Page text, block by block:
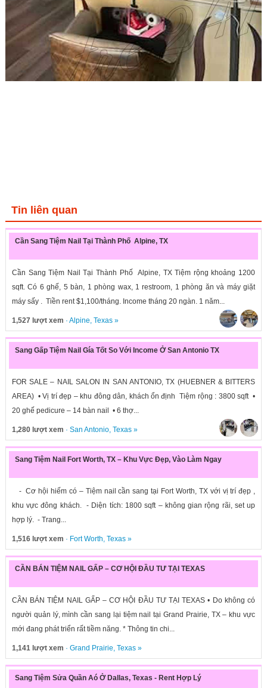
Tin liên quan
Cần Sang Tiệm Nail Tại Thành Phố Alpine, TX
Cần Sang Tiệm Nail Tại Thành Phố Alpine, TX Tiệm rộng khoảng 1200
sqft. Có 6 ghế, 5 bàn, 1 phòng wax, 1 restroom, 1 phòng ăn và máy giặt
máy sấy . Tiền rent $1,100/tháng. Income tháng 20 ngàn. 1 năm...
1,527 lượt xem · Alpine, Texas»
Sang Gấp Tiệm Nail Gía Tốt So Với Income Ở San Antonio TX
FOR SALE – NAIL SALON IN SAN ANTONIO, TX (HUEBNER & BITTERS
AREA) • Vị trí đẹp – khu đông dân, khách ổn định Tiệm rộng : 3800 sqft •
20 ghế pedicure – 14 bàn nail • 6 thợ...
1,280 lượt xem · San Antonio, Texas»
Sang Tiệm Nail Fort Worth, TX – Khu Vực Đẹp, Vào Làm Ngay
- Cơ hội hiếm có – Tiệm nail cần sang tại Fort Worth, TX với vị trí đẹp ,
khu vực đông khách. - Diện tích: 1800 sqft – không gian rộng rãi, set up
hợp lý. - Trang...
1,516 lượt xem · Fort Worth, Texas»
CẦN BÁN TIỆM NAIL GẤP – CƠ HỘI ĐẦU TƯ TẠI TEXAS
CẦN BÁN TIỆM NAIL GẤP – CƠ HỘI ĐẦU TƯ TẠI TEXAS • Do không có
người quản lý, mình cần sang lại tiệm nail tại Grand Prairie, TX – khu vực
mới đang phát triển rất tiềm năng. * Thông tin chi...
1,141 lượt xem · Grand Prairie, Texas»
Sang Tiệm Sửa Quần Aó Ở Dallas, Texas - Rent Hợp Lý